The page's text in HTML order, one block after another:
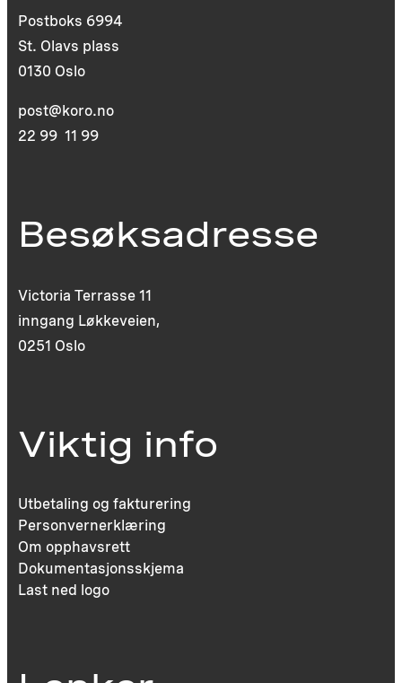
Postboks 6994
St. Olavs plass
0130 Oslo
post@koro.no
22 99 11 99
Besøksadresse
Victoria Terrasse 11
inngang Løkkeveien,
0251 Oslo
Viktig info
Utbetaling og fakturering
Personvernerklæring
Om opphavsrett
Dokumentasjonsskjema
Last ned logo